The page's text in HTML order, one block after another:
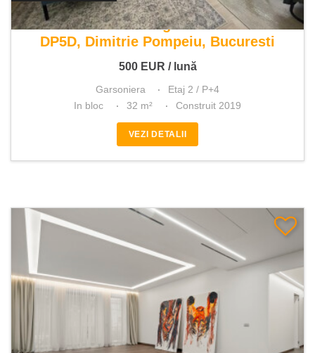
De inchiriat garsoniera
DP5D, Dimitrie Pompeiu, Bucuresti
500 EUR / lună
Garsoniera
Etaj 2 / P+4
In bloc
32 m² Construit 2019
VEZI DETALII